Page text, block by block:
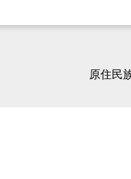
原住民